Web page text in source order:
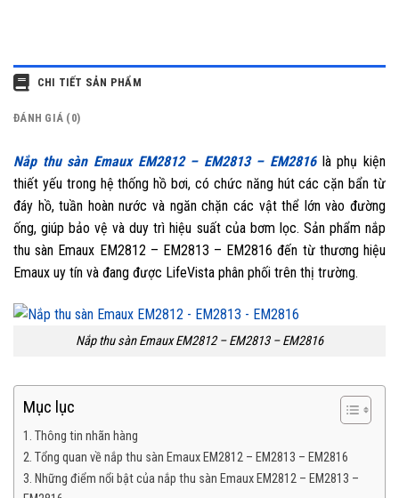
CHI TIẾT SẢN PHẨM
ĐÁNH GIÁ (0)
Nắp thu sàn Emaux EM2812 – EM2813 – EM2816là phụ kiện
thiết yếu trong hệ thống hồ bơi, có chức năng hút các cặn bẩn từ
đáy hồ, tuần hoàn nước và ngăn chặn các vật thể lớn vào đường
ống, giúp bảo vệ và duy trì hiệu suất của bơm lọc. Sản phẩm nắp
thu sàn Emaux EM2812 – EM2813 – EM2816 đến từ thương hiệu
Emaux uy tín và đang được LifeVista phân phối trên thị trường.
Nắp thu sàn Emaux EM2812 – EM2813 – EM2816
Mục lục
1. Thông tin nhãn hàng
2. Tổng quan về nắp thu sàn Emaux EM2812 – EM2813 – EM2816
3. Những điểm nổi bật của nắp thu sàn Emaux EM2812 – EM2813 –